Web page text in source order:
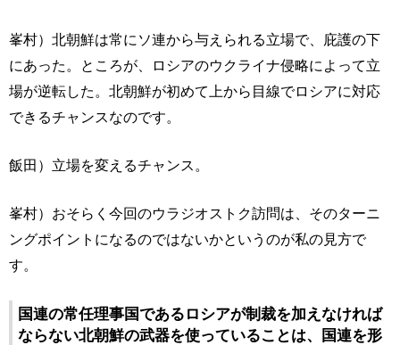
峯村）北朝鮮は常にソ連から与えられる立場で、庇護の下
にあった。ところが、ロシアのウクライナ侵略によって立
場が逆転した。北朝鮮が初めて上から目線でロシアに対応
できるチャンスなのです。
飯田）立場を変えるチャンス。
峯村）おそらく今回のウラジオストク訪問は、そのターニ
ングポイントになるのではないかというのが私の見方で
す。
国連の常任理事国であるロシアが制裁を加えなければ
ならない北朝鮮の武器を使っていることは、国連を形